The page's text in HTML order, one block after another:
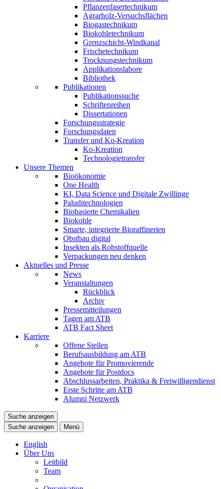
Pflanzenfasertechnikum
Agrarholz-Versuchsflächen
Biogastechnikum
Biokohletechnikum
Grenzschicht-Windkanal
Frischetechnikum
Trocknungstechnikum
Applikationslabore
Bibliothek
Publikationen
Publikationssuche
Schriftenreihen
Dissertationen
Forschungsstrategie
Forschungsdaten
Transfer und Ko-Kreation
Ko-Kreation
Technologietransfer
Unsere Themen
Bioökonomie
One Health
KI, Data Science und Digitale Zwillinge
Paluditechnologien
Biobasierte Chemikalien
Biokohle
Smarte, integrierte Bioraffinerien
Obstbau digital
Insekten als Rohstoffquelle
Verpackungen neu denken
Aktuelles und Presse
News
Veranstaltungen
Rückblick
Archiv
Pressemitteilungen
Tagen am ATB
ATB Fact Sheet
Karriere
Offene Stellen
Berufsausbildung am ATB
Angebote für Promovierende
Angebote für Postdocs
Abschlussarbeiten, Praktika & Freiwilligendienst
Erste Schritte am ATB
Alumni Netzwerk
Suche anzeigen
Suche anzeigen
Menü
English
Über Uns
Leitbild
Team